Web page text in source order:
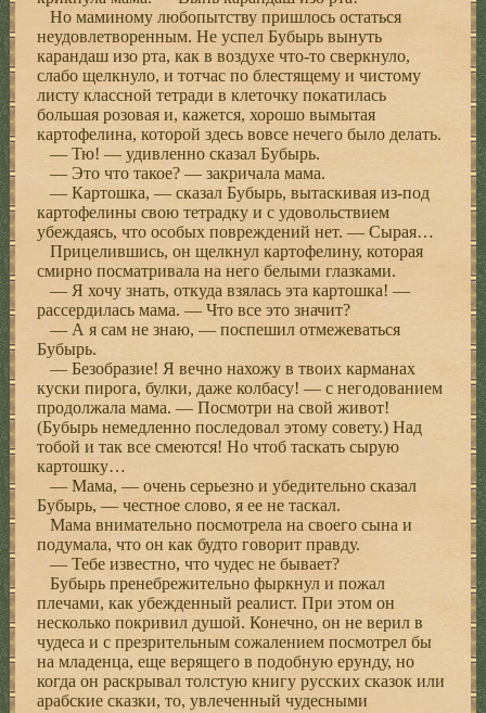
Но маминому любопытству пришлось остаться
неудовлетворенным. Не успел Бубырь вынуть
карандаш изо рта, как в воздухе что-то сверкнуло,
слабо щелкнуло, и тотчас по блестящему и чистому
листу классной тетради в клеточку покатилась
большая розовая и, кажется, хорошо вымытая
картофелина, которой здесь вовсе нечего было делать.
— Тю! — удивленно сказал Бубырь.
— Это что такое? — закричала мама.
— Картошка, — сказал Бубырь, вытаскивая из-под
картофелины свою тетрадку и с удовольствием
убеждаясь, что особых повреждений нет. — Сырая…
Прицелившись, он щелкнул картофелину, которая
смирно посматривала на него белыми глазками.
— Я хочу знать, откуда взялась эта картошка! —
рассердилась мама. — Что все это значит?
— А я сам не знаю, — поспешил отмежеваться
Бубырь.
— Безобразие! Я вечно нахожу в твоих карманах
куски пирога, булки, даже колбасу! — с негодованием
продолжала мама. — Посмотри на свой живот!
(Бубырь немедленно последовал этому совету.) Над
тобой и так все смеются! Но чтоб таскать сырую
картошку…
— Мама, — очень серьезно и убедительно сказал
Бубырь, — честное слово, я ее не таскал.
Мама внимательно посмотрела на своего сына и
подумала, что он как будто говорит правду.
— Тебе известно, что чудес не бывает?
Бубырь пренебрежительно фыркнул и пожал
плечами, как убежденный реалист. При этом он
несколько покривил душой. Конечно, он не верил в
чудеса и с презрительным сожалением посмотрел бы
на младенца, еще верящего в подобную ерунду, но
когда он раскрывал толстую книгу русских сказок или
арабские сказки, то, увлеченный чудесными